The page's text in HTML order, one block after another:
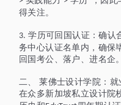
得关注。
3.学历可回国认证：确认
务中心认证名单内，确保
回国考公、落户、进名企。
二、 莱佛士设计学院 ： 就
在众多新加坡私立设计院